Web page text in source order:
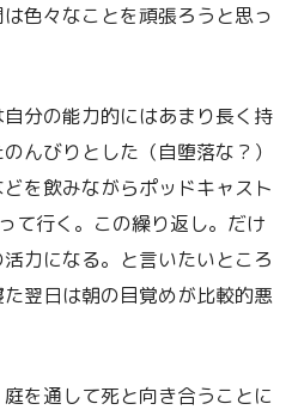
色々なことを頑張ろうと思っ
分の能力的にはあまり長く持
んびりとした（自堕落な？）
を飲みながらポッドキャスト
て行く。この繰り返し。だけ
力になる。と言いたいところ
翌日は朝の目覚めが比較的悪
を通して死と向き合うことに